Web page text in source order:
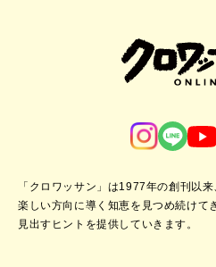
「クロワッサン」は1977年の創刊以
楽しい方向に導く知恵を見つめ続けて
見出すヒントを提供していきます。